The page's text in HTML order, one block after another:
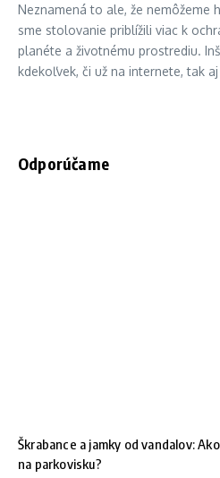
Neznamená to ale, že nemôžeme
sme stolovanie priblížili viac k
planéte a životnému prostrediu.
kdekoľvek, či už na internete, tak
Odporúčame
Škrabance a jamky od vandalov:
na parkovisku?